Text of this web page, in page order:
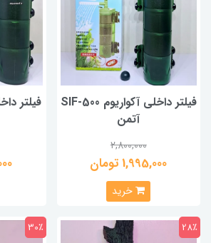
فیلتر داخلی آکواریوم SIF-500
آتمن
2,800,000
1,995,000 تومان
خرید
28٪ 30٪